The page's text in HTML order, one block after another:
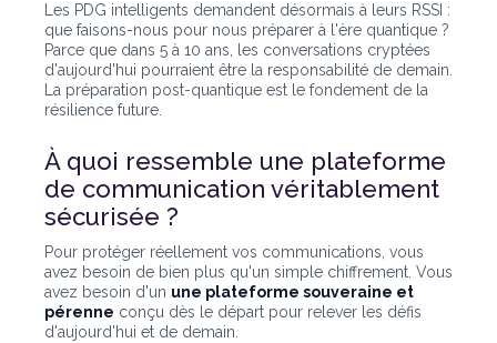
Les PDG intelligents demandent désormais à leurs RSSI :
que faisons-nous pour nous préparer à l'ère quantique ?
Parce que dans 5 à 10 ans, les conversations cryptées
d'aujourd'hui pourraient être la responsabilité de demain.
La préparation post-quantique est le fondement de la
résilience future.
À quoi ressemble une plateforme
de communication véritablement
sécurisée ?
Pour protéger réellement vos communications, vous
avez besoin de bien plus qu'un simple chiffrement. Vous
avez besoin d'un une plateforme souveraine et
pérenne conçu dès le départ pour relever les défis
d'aujourd'hui et de demain.